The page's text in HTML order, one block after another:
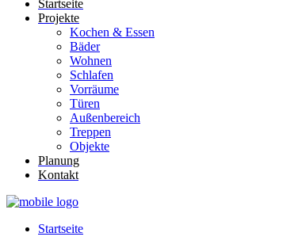
Startseite
Projekte
Kochen & Essen
Bäder
Wohnen
Schlafen
Vorräume
Türen
Außenbereich
Treppen
Objekte
Planung
Kontakt
Startseite